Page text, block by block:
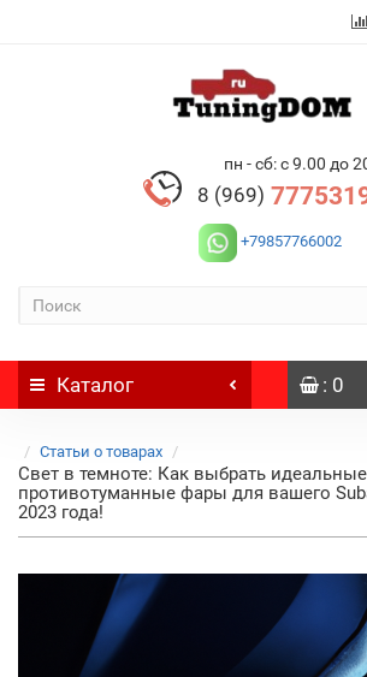
пн - сб: с 9.00 до
8 (969)
+79857766002
Каталог : 0
Статьи о товарах
Свет в темноте: Как выбрать идеальные
противотуманные фары для вашего
2023 года!